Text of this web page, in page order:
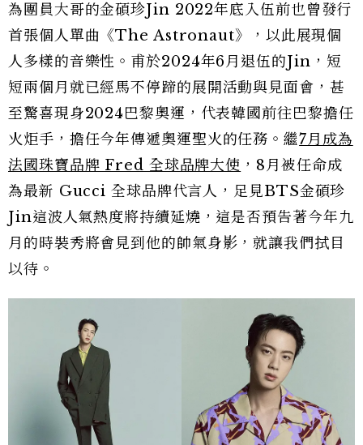
為團員大哥的金碩珍Jin 2022年底入伍前也曾發行
首張個人單曲《The Astronaut》，以此展現個
人多樣的音樂性。甫於2024年6月退伍的Jin，短
短兩個月就已經馬不停蹄的展開活動與見面會，甚
至驚喜現身2024巴黎奧運，代表韓國前往巴黎擔任
火炬手，擔任今年傳遞奧運聖火的任務。繼7月成為
法國珠寶品牌 Fred 全球品牌大使 ，8月被任命成
為最新 Gucci 全球品牌代言人，足見BTS金碩珍
Jin這波人氣熱度將持續延燒，這是否預告著今年九
月的時裝秀將會見到他的帥氣身影，就讓我們拭目
以待。